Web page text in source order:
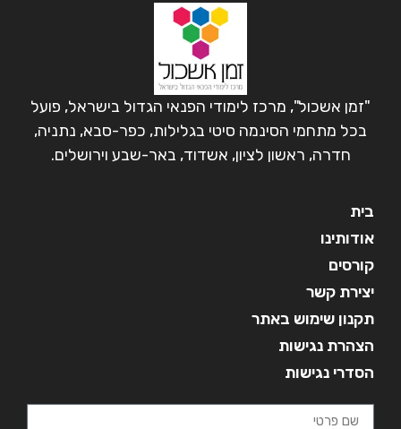
"זמן אשכול", מרכז לימודי הפנאי הגדול בישראל, פועל
בכל מתחמי הסינמה סיטי בגלילות, כפר-סבא, נתניה,
חדרה, ראשון לציון, אשדוד, באר-שבע וירושלים.
בית
אודותינו
קורסים
יצירת קשר
תקנון שימוש באתר
הצהרת נגישות
הסדרי נגישות